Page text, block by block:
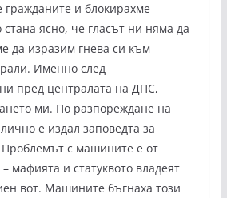
гражданите и блокирахме
ясно, че гласът ни няма да
да изразим гнева си към
Именно след
пред централата на ДПС,
ми. По разпореждане на
е издал заповедта за
с машините е от
мафията и статуквото владеят
вот. Машините бъгнаха този